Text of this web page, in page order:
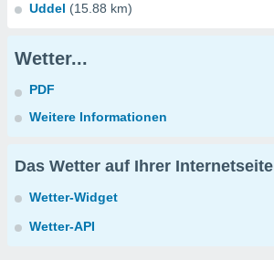
Uddel (15.88 km)
Wetter...
PDF
Weitere Informationen
Das Wetter auf Ihrer Internetseite
Wetter-Widget
Wetter-API